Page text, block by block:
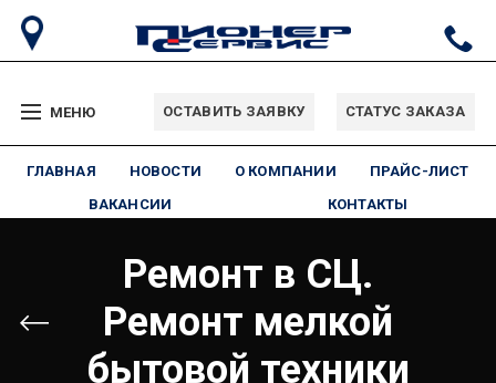
МЕНЮ ОСТАВИТЬ ЗАЯВКУ СТАТУС ЗАКАЗА
ГЛАВНАЯ НОВОСТИ О КОМПАНИИ
ПРАЙС-ЛИСТ
ВАКАНСИИ
КОНТАКТЫ
Ремонт в СЦ.
Ремонт мелкой
бытовой техники